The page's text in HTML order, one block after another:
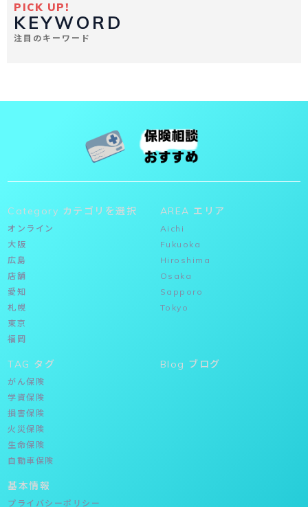
PICK UP!
KEYWORD
注目のキーワード
Category カテゴリを選択
オンライン
大阪
広島
店舗
愛知
札幌
東京
福岡
AREA エリア
Aichi
Fukuoka
Hiroshima
Osaka
Sapporo
Tokyo
TAG タグ
がん保険
学資保険
損害保険
火災保険
生命保険
自動車保険
Blog ブログ
基本情報
プライバシーポリシー